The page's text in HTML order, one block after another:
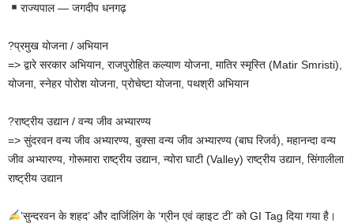
राज्यपाल — जगदीप धनगढ़
?प्रमुख योजना / अभियान
=> द्वारे सरकार अभियान, राजपुरोहित कल्याण योजना, मातिर स्मृस्ति (Matir Smristi),
योजना, स्नेहर पोरोश योजना, प्रोचेष्टा योजना, पथश्री अभियान
?राष्ट्रीय उद्यान / वन्य जीव अभ्यारण्य
=> सुंदरवन वन्य जीव अभ्यारण्य, बुक्सा वन्य जीव अभ्यारण्य (बाघ रिजर्व), महानन्दा वन्य
जीव अभ्यारण्य, गोरूमारा राष्ट्रीय उद्यान, न्योरा घाटी (Valley) राष्ट्रीय उद्यान, सिंगालीला
राष्ट्रीय उद्यान
’सुन्दरवन के शहद’ और दार्जिलिंग के ‘ग्रीन एवं व्हाइट टी’ को GI Tag दिया गया है।